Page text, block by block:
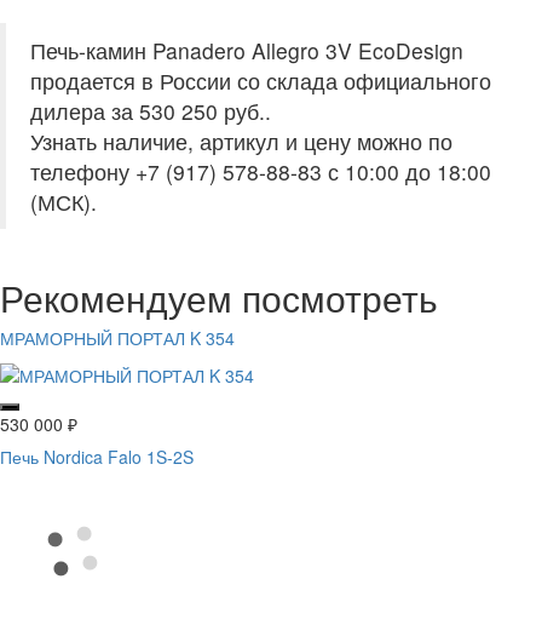
Печь-камин Panadero Allegro 3V EcoDesign
продается в России со склада официального
дилера за 530 250 руб..
Узнать наличие, артикул и цену можно по
телефону +7 (917) 578-88-83 с 10:00 до 18:00
(МСК).
Рекомендуем посмотреть
МРАМОРНЫЙ ПОРТАЛ K 354
530 000 ₽
Печь Nordica Falo 1S-2S